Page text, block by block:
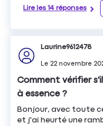
Lire les 14 réponses
Laurine9612478
Le 22 novembre
Comment vérifier
à essence ?
Bonjour, avec toute
et j'ai heurté une